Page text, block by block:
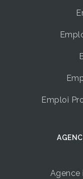
Emploi
Agence